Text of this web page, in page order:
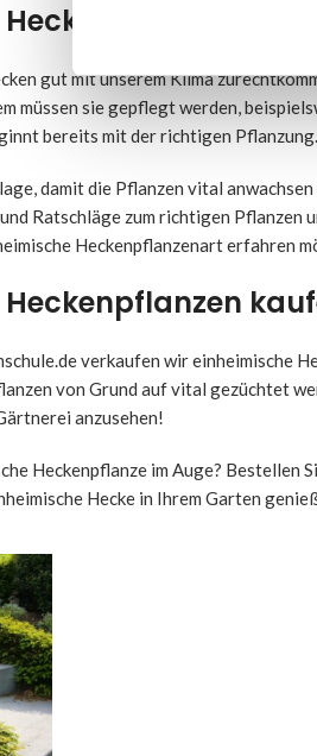
in Ihrem
gut mit unserem Klima
müssen sie gepflegt werden,
bereits mit der richtigen Pflanzung.
damit die Pflanzen vital
Ratschläge zum richtigen Pflanzen
Heckenpflanzenart erfahren
Heckenpflanzen
verkaufen wir einheimische
von Grund auf vital gezüchtet
anzusehen!
Heckenpflanze im Auge? Bestellen
Hecke in Ihrem Garten